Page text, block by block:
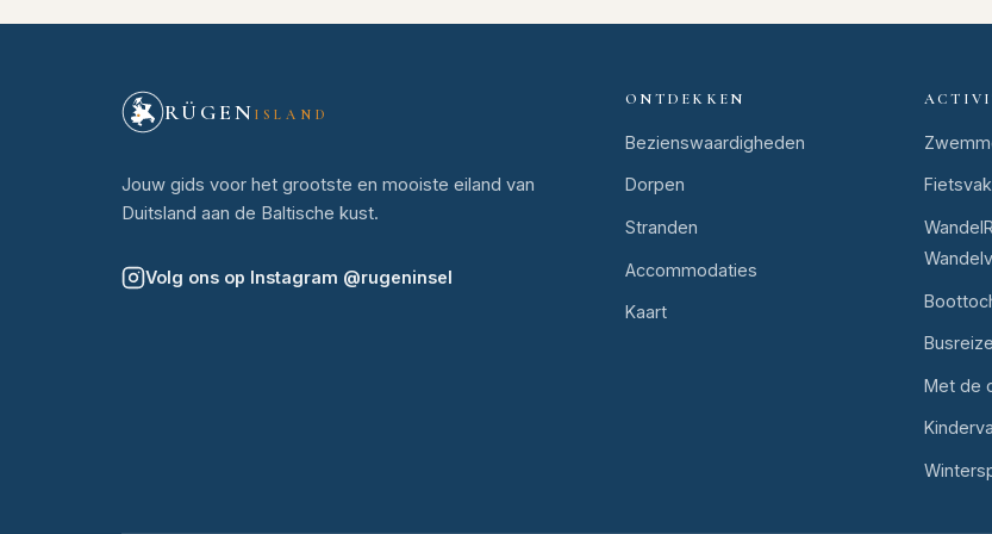
RÜGEN ISLAND
Jouw gids voor het grootste en mooiste eiland van
Duitsland aan de Baltische kust.
Volg ons op Instagram @rugeninsel
ONTDEKKEN
Bezienswaardigheden
Dorpen
Stranden
Accommodaties
Kaart
Met de